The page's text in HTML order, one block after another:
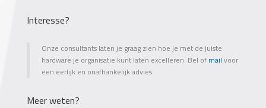
Interesse?
Onze consultants laten je graag zien hoe je met de juiste
hardware je organisatie kunt laten excelleren. Bel of mail voor
een eerlijk en onafhankelijk advies.
Meer weten?